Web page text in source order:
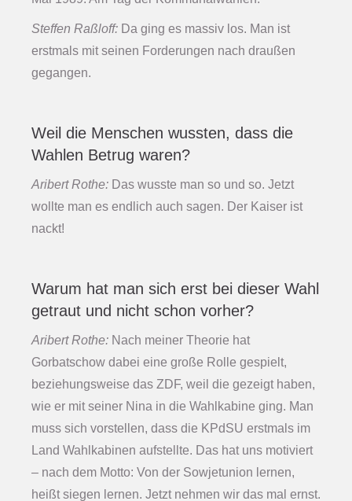
Steffen Raßloff: Da ging es massiv los. Man ist
erstmals mit seinen Forderungen nach draußen
gegangen.
Weil die Menschen wussten, dass die
Wahlen Betrug waren?
Aribert Rothe: Das wusste man so und so. Jetzt
wollte man es endlich auch sagen. Der Kaiser ist
nackt!
Warum hat man sich erst bei dieser Wahl
getraut und nicht schon vorher?
Aribert Rothe: Nach meiner Theorie hat
Gorbatschow dabei eine große Rolle gespielt,
beziehungsweise das ZDF, weil die gezeigt haben,
wie er mit seiner Nina in die Wahlkabine ging. Man
muss sich vorstellen, dass die KPdSU erstmals im
Land Wahlkabinen aufstellte. Das hat uns motiviert
– nach dem Motto: Von der Sowjetunion lernen,
heißt siegen lernen. Jetzt nehmen wir das mal ernst.